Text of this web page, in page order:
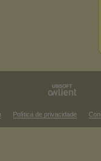
Política de privacidade